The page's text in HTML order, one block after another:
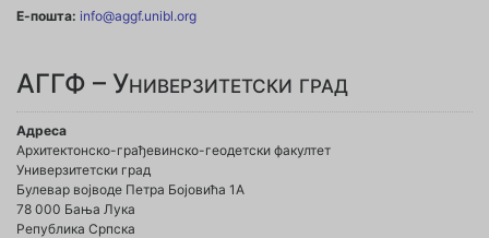
Е-пошта: info@aggf.unibl.org
АГГФ – Универзитетски град
Адреса
Архитектонско-грађевинско-геодетски факултет
Универзитетски град
Булевар војводе Петра Бојовића 1A
78 000 Бања Лука
Република Српска